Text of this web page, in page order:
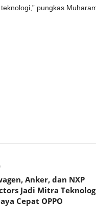
pungkas
Anker, dan NXP
Jadi Mitra
Cepat OPPO